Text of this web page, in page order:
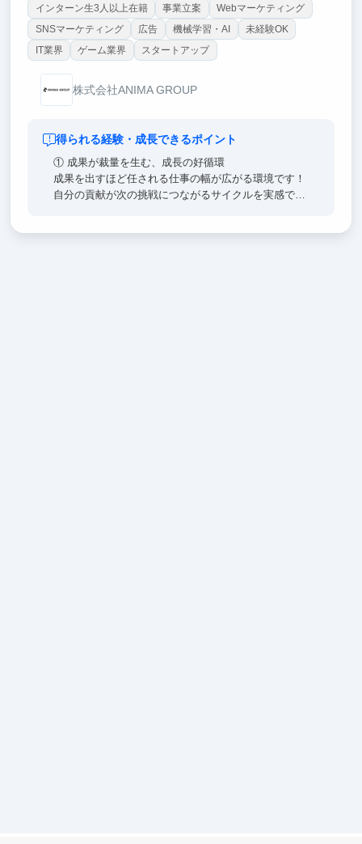
インターン生3人以上在籍 事業立案
Webマーケティング
SNSマーケティング
広告 機械学習・AI
未経験OK
IT業界
ゲーム業界 スタートアップ
株式会社ANIMA GROUP
得られる経験・成長できるポイント
① 成果が裁量を生む、成長の好循環
成果を出すほど任される仕事の幅が広がる環境です！
自分の貢献が次の挑戦につながるサイクルを実感でき